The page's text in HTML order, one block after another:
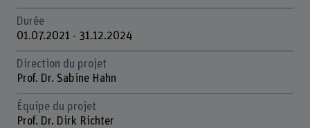
Durée
01.07.2021 - 31.12.2024
Direction du projet
Prof. Dr. Sabine Hahn
Équipe du projet
Prof. Dr. Dirk Richter